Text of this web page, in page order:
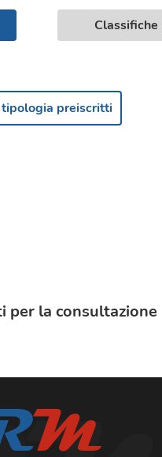
Classifiche
preiscritti
la consultazione